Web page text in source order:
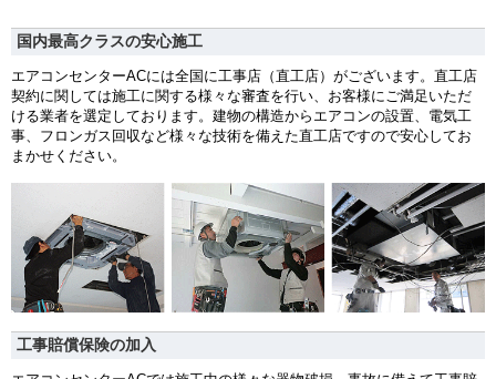
国内最高クラスの安心施工
エアコンセンターACには全国に工事店（直工店）がございます。直工店
契約に関しては施工に関する様々な審査を行い、お客様にご満足いただ
ける業者を選定しております。建物の構造からエアコンの設置、電気工
事、フロンガス回収など様々な技術を備えた直工店ですので安心してお
まかせください。
工事賠償保険の加入